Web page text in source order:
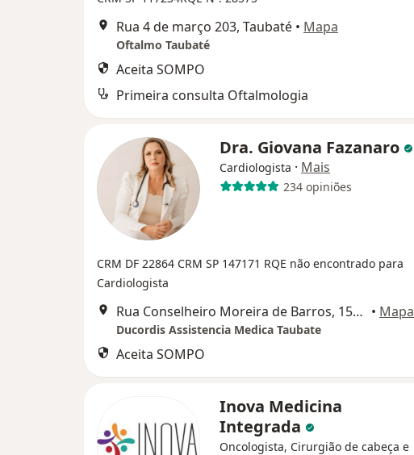
Rua 4 de março 203, Taubaté • Mapa
Oftalmo Taubaté
Aceita SOMPO
Primeira consulta Oftalmologia
Dra. Giovana Fazanaro
Cardiologista · Mais
234 opiniões
CRM DF 22864 CRM SP 147171 RQE não encontrado para
Cardiologista
Rua Conselheiro Moreira de Barros, 159and 9, Taubaté • Mapa
Ducordis Assistencia Medica Taubate
Aceita SOMPO
Inova Medicina
Integrada
Oncologista, Cirurgião de cabeça e